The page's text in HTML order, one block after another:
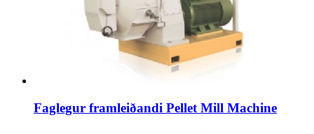
Faglegur framleiðandi Pellet Mill Machine